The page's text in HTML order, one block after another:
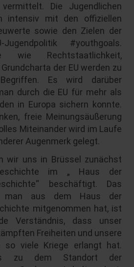
vermittelt. Die Jugendlichen
intensiv mit den offiziellen
sowie den Zielen der
#youthgoals.
wie Rechtstaatlichkeit,
der EU werden zu
Es wird darüber
durch die EU für mehr als
in Europa sichern konnte.
freie Meinungsäußerung
Miteinander wird im Laufe
Augenmerk gelegt.
wir uns in Brüssel zunächst
im „ Haus der
beschäftigt. Das
man aus dem Haus der
mitgenommen hat, ist
Verständnis, dass unser
Freiheiten und unsere
so viele Kriege erlangt hat.
zu dem Standort der